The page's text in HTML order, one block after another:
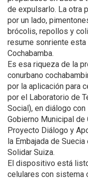
de expulsarlo. La otra
por un lado,
brócolis, repollos y
resume sonriente esta
Cochabamba.
Es esa riqueza de la
conurbano
por la aplicación para
por el Laboratorio de
Social), en diálogo
Gobierno Municipal de
Proyecto Diálogo y
la Embajada de
Solidar Suiza.
El dispositivo está
celulares con sistema